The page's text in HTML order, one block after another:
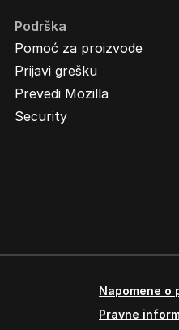
Podrška
Pomoć za proizvode
Prijavi grešku
Prevedi Mozilla
Security
Napomene o
Pravne